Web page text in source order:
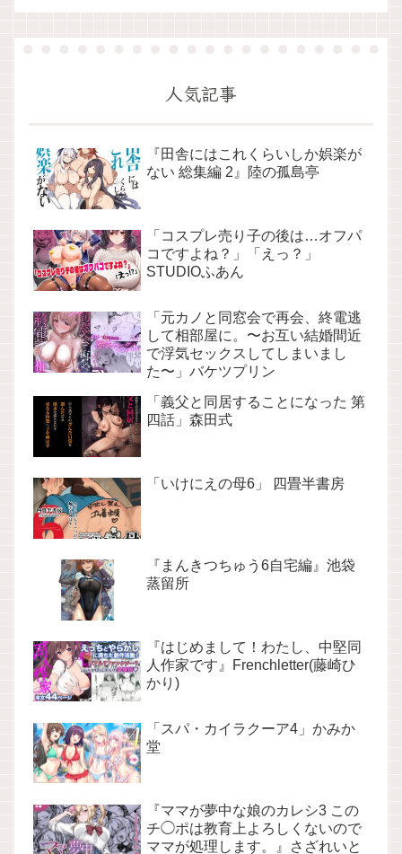
人気記事
『田舎にはこれくらいしか娯楽が
ない 総集編 2』陸の孤島亭
「コスプレ売り子の後は…オフパ
コですよね？」「えっ？」
STUDIOふあん
「元カノと同窓会で再会、終電逃
して相部屋に。〜お互い結婚間近
で浮気セックスしてしまいまし
た〜」バケツプリン
「義父と同居することになった 第
四話」森田式
「いけにえの母6」 四畳半書房
『まんきつちゅう6自宅編』池袋
蒸留所
『はじめまして！わたし、中堅同
人作家です』Frenchletter(藤崎ひ
かり)
「スパ・カイラクーア4」かみか
堂
『ママが夢中な娘のカレシ3 この
チ◯ポは教育上よろしくないので
ママが処理します。』さざれいと